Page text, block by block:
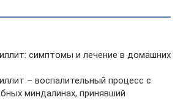
симптомы и лечение в домашних
– воспалительный процесс с
миндалинах, принявший